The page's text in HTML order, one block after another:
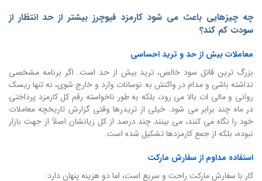
چه چیزهایی باعث می شود کارمزد فیوچرز بیشتر از حد انتظار از
سودت کم کند؟
معاملات بیش از حد و ترید احساسی
بزرگ ترین قاتل سود خالص، ترید بیش از حد است. اگر برنامه مشخصی
نداشته باشی و مدام در واکنش به نوسانات وارد و خارج شوی، نه تنها ریسک
روانی و مالی ات بالا می رود، بلکه به طور ناخواسته رقم کل کارمزد پرداختی
در ماه چند برابر می شود. خیلی از تریدرها وقتی گزارش تاریخچه معاملات
خود را نگاه می کنند، می بینند چند درصد از کل زیانشان اصلاً از جهت بازار
نبوده، بلکه از جمع کارمزدها تشکیل شده است.
استفاده مداوم از سفارش مارکت
کار با سفارش مارکت راحت و سریع است، اما دو هزینه پنهان دارد: